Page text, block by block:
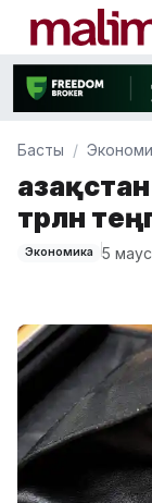
Басты
трлн
Экономика 5